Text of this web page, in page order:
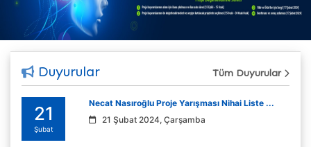
Duyurular Tüm Duyurular
21
Şubat
Necat Nasıroğlu Proje Yarışması Nihai Liste ...
21 Şubat 2024, Çarşamba